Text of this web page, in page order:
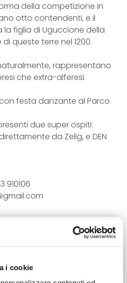
i cookie
della competizione in
otto contendenti, e il
la figlia di Uguccione della
queste terre nel 1200.
rappresentano
che extra-alferesi.
festa danzante al Parco
due super ospiti:
direttamente da Zelig, e DEN
910106
Verghereto (FC)